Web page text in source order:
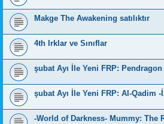
Makge The Awakening satılıktır
4th Irklar ve Sınıflar
şubat Ayı İle Yeni FRP:
şubat Ayı İle Yeni FRP: Al-Qadim -
-World of Darkness- Mummy: The